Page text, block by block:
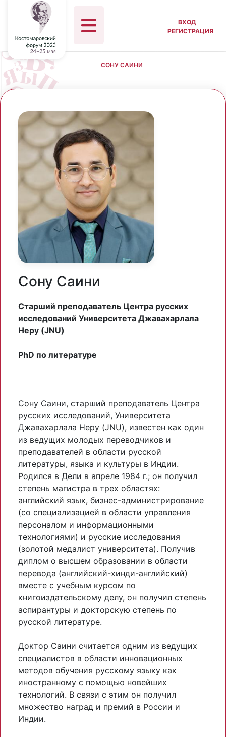
ВХОД
РЕГИСТРАЦИЯ
СОНУ САИНИ
Сону Саини
Старший преподаватель Центра русских
исследований Университета Джавахарлала
Неру (JNU)
PhD по литературе
Сону Саини, старший преподаватель Центра
русских исследований, Университета
Джавахарлала Неру (JNU), известен как один
из ведущих молодых переводчиков и
преподавателей в области русской
литературы, языка и культуры в Индии.
Родился в Дели в апреле 1984 г.; он получил
степень магистра в трех областях:
английский язык, бизнес-администрирование
(со специализацией в области управления
персоналом и информационными
технологиями) и русские исследования
(золотой медалист университета). Получив
диплом о высшем образовании в области
перевода (английский-хинди-английский)
вместе с учебным курсом по
книгоиздательскому делу, он получил степень
аспирантуры и докторскую степень по
русской литературе.
Доктор Саини считается одним из ведущих
специалистов в области инновационных
методов обучения русскому языку как
иностранному с помощью новейших
технологий. В связи с этим он получил
множество наград и премий в России и
Индии.